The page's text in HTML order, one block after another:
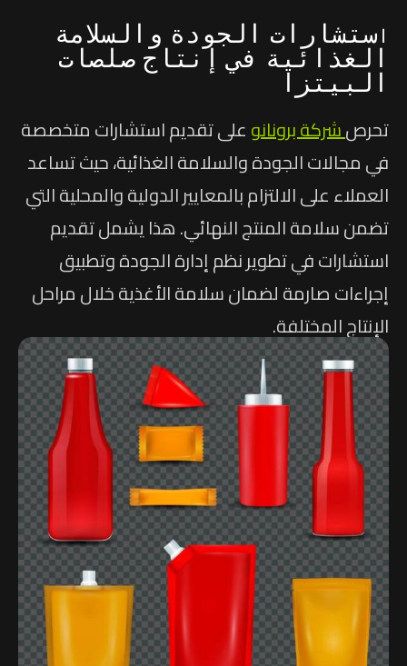
ا ستشارات الجودة والسلامة
الغذائية في إنتاج صلصات
البيتزا
تحرصشركة برونانوعلى تقديم استشارات متخصصة
في مجالات الجودة والسلامة الغذائية، حيث تساعد
العملاء على الالتزام بالمعايير الدولية والمحلية التي
تضمن سلامة المنتج النهائي. هذا يشمل تقديم
استشارات في تطوير نظم إدارة الجودة وتطبيق
إجراءات صارمة لضمان سلامة الأغذية خلال مراحل
الإنتاج المختلفة.